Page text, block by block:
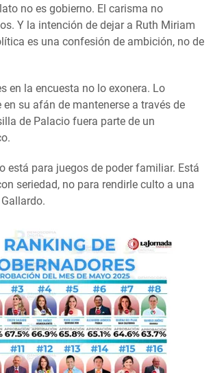
no es gobierno. El carisma no
Y la intención de dejar a Ruth Miriam
es una confesión de ambición, no de
en la encuesta no lo exonera. Lo
en su afán de mantenerse a través de
de Palacio fuera parte de un
está para juegos de poder familiar. Está
seriedad, no para rendirle culto a una